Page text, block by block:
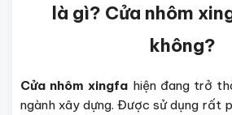
là gì? Cửa nhôm
không?
Cửa nhôm xingfa hiện đang trở
ngành xây dựng. Được sử dụng rất